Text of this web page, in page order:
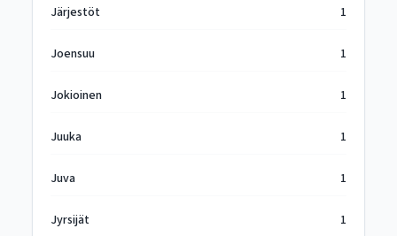
Järjestöt 1
Joensuu 1
Jokioinen 1
Juuka 1
Juva 1
Jyrsijät 1